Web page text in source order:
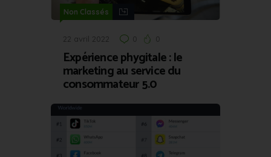
Non Classés
22 avril 2022 0 0
Expérience phygitale : le
marketing au service du
consommateur 5.0